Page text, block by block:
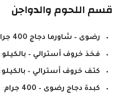
قسم اللحوم والدواجن
رضوى – شاورما دجاج 400 جرام
فخذ خروف أسترالي – بالكيلو: 46.90 ريال
كتف خروف أسترالي – بالكيلو: 44.90 ريال
كبدة دجاج رضوى – 400 جرام : 4.95 ريال